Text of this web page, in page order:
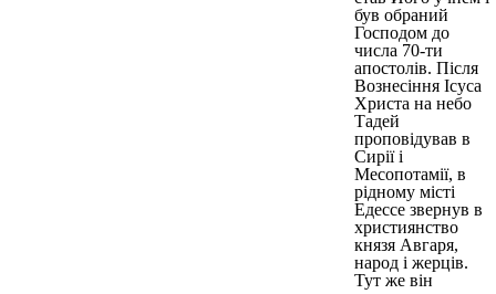
був обраний
Господом до
числа 70-ти
апостолів. Після
Вознесіння Ісуса
Христа на небо
Тадей
проповідував в
Сирії і
Месопотамії, в
рідному місті
Едессе звернув в
християнство
князя Авгаря,
народ і жерців.
Тут же він